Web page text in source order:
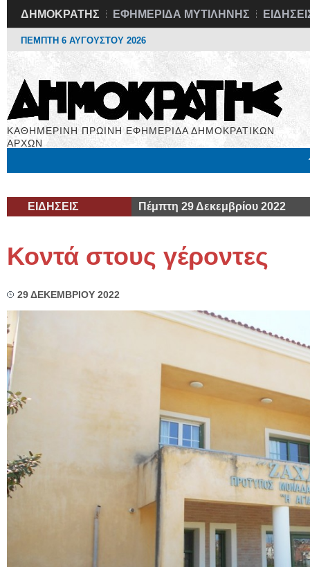
ΔΗΜΟΚΡΑΤΗΣ ΕΦΗΜΕΡΙΔΑ ΜΥΤΙΛΗΝΗΣ
ΠΕΜΠΤΗ 6 ΑΥΓΟΥΣΤΟΥ 2026
ΚΑΘΗΜΕΡΙΝΗ ΠΡΩΙΝΗ ΕΦΗΜΕΡΙΔΑ ΔΗΜΟΚΡΑΤΙΚΩΝ
ΑΡΧΩΝ
ΕΙΔΗΣΕΙΣ Πέμπτη 29 Δεκεμβρίου 2022
Κοντά στους γέροντες
29 ΔΕΚΕΜΒΡΙΟΥ 2022